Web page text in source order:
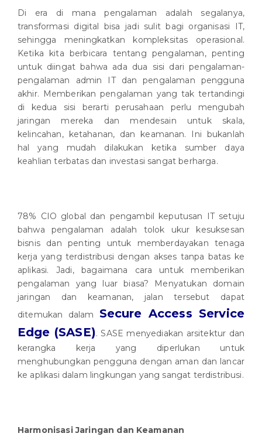
Di era di mana pengalaman adalah segalanya,
transformasi digital bisa jadi sulit bagi organisasi IT,
sehingga meningkatkan kompleksitas operasional.
Ketika kita berbicara tentang pengalaman, penting
untuk diingat bahwa ada dua sisi dari pengalaman-
pengalaman admin IT dan pengalaman pengguna
akhir. Memberikan pengalaman yang tak tertandingi
di kedua sisi berarti perusahaan perlu mengubah
jaringan mereka dan mendesain untuk skala,
kelincahan, ketahanan, dan keamanan. Ini bukanlah
hal yang mudah dilakukan ketika sumber daya
keahlian terbatas dan investasi sangat berharga.
78% CIO global dan pengambil keputusan IT setuju
bahwa pengalaman adalah tolok ukur kesuksesan
bisnis dan penting untuk memberdayakan tenaga
kerja yang terdistribusi dengan akses tanpa batas ke
aplikasi. Jadi, bagaimana cara untuk memberikan
pengalaman yang luar biasa? Menyatukan domain
jaringan dan keamanan, jalan tersebut dapat
ditemukan dalam Secure Access Service
Edge (SASE). SASE menyediakan arsitektur dan
kerangka kerja yang diperlukan untuk
menghubungkan pengguna dengan aman dan lancar
ke aplikasi dalam lingkungan yang sangat terdistribusi.
Harmonisasi Jaringan dan Keamanan